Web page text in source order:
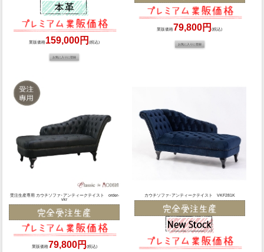
業販価格159,000円(税込)
業販価格79,800円(税込)
受注生産専用 カウチソファ･アンティークテイスト order-
vkr
業販価格79,800円 (税込)
カウチソファ･アンティークテイスト VKF281K